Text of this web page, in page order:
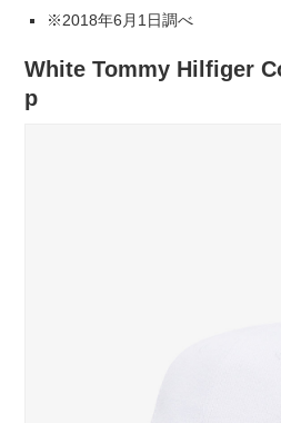
※2018年6月1日調べ
White Tommy Hilfiger
p